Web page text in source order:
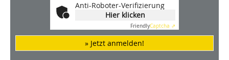
Anti-Roboter-Verifizierung
Hier klicken
FriendlyCaptcha ⇗
» Jetzt anmelden!